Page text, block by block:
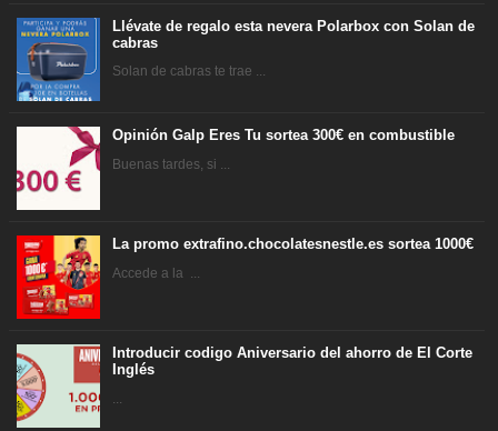
Llévate de regalo esta nevera Polarbox con Solan de
cabras
Solan de cabras te trae ...
Opinión Galp Eres Tu sortea 300€ en combustible
Buenas tardes, si ...
La promo extrafino.chocolatesnestle.es sortea 1000€
Accede a la ...
Introducir codigo Aniversario del ahorro de El Corte
Inglés